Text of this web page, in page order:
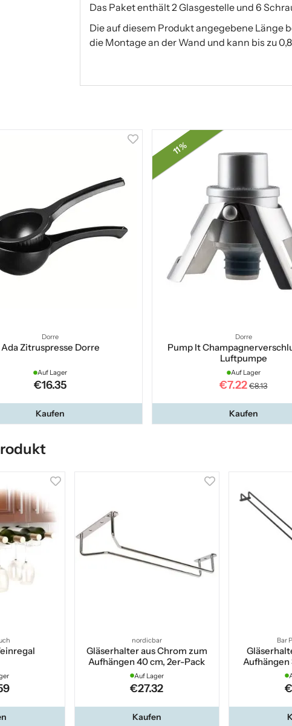
Das Paket enthält 2 Glasgestelle und 6
Die auf diesem Produkt angegebene Länge
die Montage an der Wand und kann bis zu
Dorre
Ada Zitruspresse Dorre
Auf Lager
€16.35
Kaufen
11 %
Dorre
Pump It
Luftpumpe
Auf Lager
€7.22 €8.13
Kaufen
nordicbar
Gläserhalter aus Chrom zum
Aufhängen 40 cm, 2er-Pack
Auf Lager
€27.32
Kaufen
Bar
Aufhängen